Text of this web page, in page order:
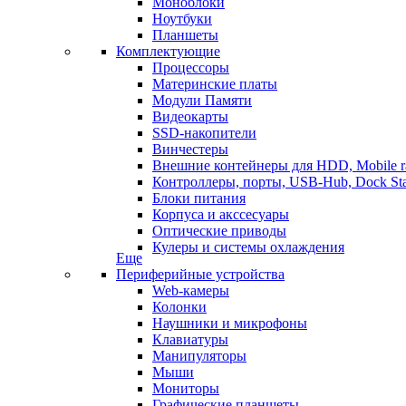
Ноутбуки
Планшеты
Комплектующие
Процессоры
Материнские платы
Модули Памяти
Видеокарты
SSD-накопители
Винчестеры
Внешние контейнеры для HDD, Mobile
Контроллеры, порты, USB-Hub, Dock
Блоки питания
Корпуса и акссесуары
Оптические приводы
Кулеры и системы охлаждения
Еще
Периферийные устройства
Web-камеры
Колонки
Наушники и микрофоны
Клавиатуры
Манипуляторы
Мыши
Мониторы